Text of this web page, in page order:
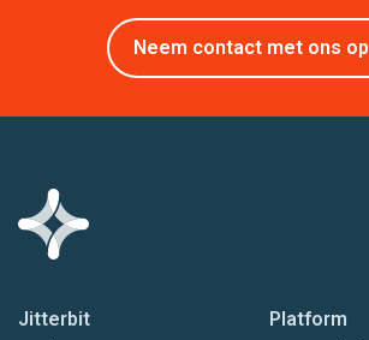
Neem contact met ons op
Jitterbit Platform